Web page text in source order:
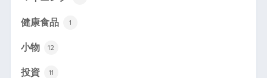
健康食品 1
小物 12
投資 11